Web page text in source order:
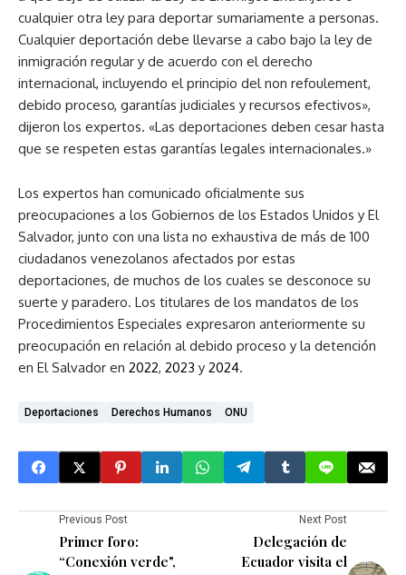
cualquier otra ley para deportar sumariamente a personas.
Cualquier deportación debe llevarse a cabo bajo la ley de
inmigración regular y de acuerdo con el derecho
internacional, incluyendo el principio del non refoulement,
debido proceso, garantías judiciales y recursos efectivos»,
dijeron los expertos. «Las deportaciones deben cesar hasta
que se respeten estas garantías legales internacionales.»
Los expertos han comunicado oficialmente sus
preocupaciones a los Gobiernos de los Estados Unidos y El
Salvador, junto con una lista no exhaustiva de más de 100
ciudadanos venezolanos afectados por estas
deportaciones, de muchos de los cuales se desconoce su
suerte y paradero. Los titulares de los mandatos de los
Procedimientos Especiales expresaron anteriormente su
preocupación en relación al debido proceso y la detención
en El Salvador en 2022, 2023 y 2024.
Deportaciones Derechos Humanos ONU
Previous Post
Primer foro:
“Conexión verde",
Next Post
Delegación de
Ecuador visita el